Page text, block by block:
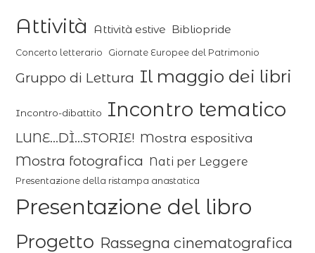
Attività Attività estive Bibliopride
Concerto letterario Giornate Europee del Patrimonio
Gruppo di Lettura Il maggio dei libri
Incontro-dibattito Incontro tematico
LUNE...DÌ...STORIE! Mostra espositiva
Mostra fotografica Nati per Leggere
Presentazione della ristampa anastatica
Presentazione del libro
Progetto Rassegna cinematografica